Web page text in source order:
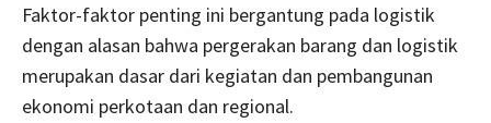
Faktor-faktor penting ini bergantung pada logistik
dengan alasan bahwa pergerakan barang dan logistik
merupakan dasar dari kegiatan dan pembangunan
ekonomi perkotaan dan regional.